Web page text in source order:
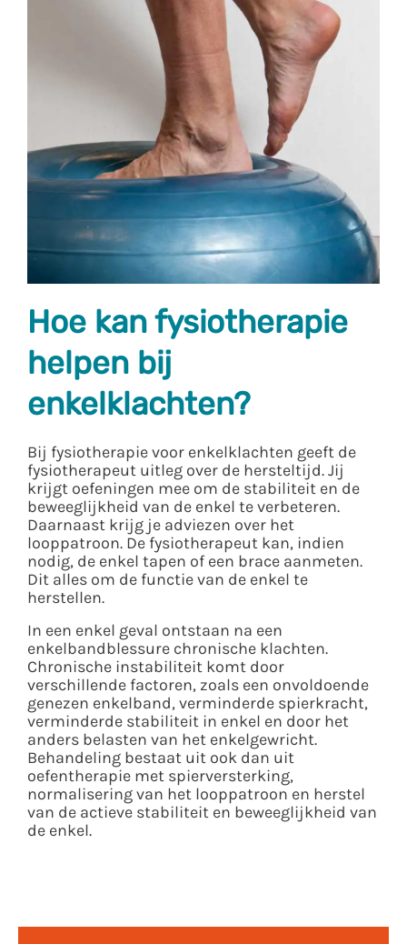
Hoe kan fysiotherapie
helpen bij
enkelklachten?
Bij fysiotherapie voor enkelklachten geeft de
fysiotherapeut uitleg over de hersteltijd. Jij
krijgt oefeningen mee om de stabiliteit en de
beweeglijkheid van de enkel te verbeteren.
Daarnaast krijg je adviezen over het
looppatroon. De fysiotherapeut kan, indien
nodig, de enkel tapen of een brace aanmeten.
Dit alles om de functie van de enkel te
herstellen.
In een enkel geval ontstaan na een
enkelbandblessure chronische klachten.
Chronische instabiliteit komt door
verschillende factoren, zoals een onvoldoende
genezen enkelband, verminderde spierkracht,
verminderde stabiliteit in enkel en door het
anders belasten van het enkelgewricht.
Behandeling bestaat uit ook dan uit
oefentherapie met spierversterking,
normalisering van het looppatroon en herstel
van de actieve stabiliteit en beweeglijkheid van
de enkel.